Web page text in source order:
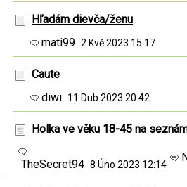
Hľadám dievča/ženu
mati99 2 Kvě 2023 15:17
Caute
diwi 11 Dub 2023 20:42
Holka ve věku 18-45 na
TheSecret94 8 Úno 2023 12:14